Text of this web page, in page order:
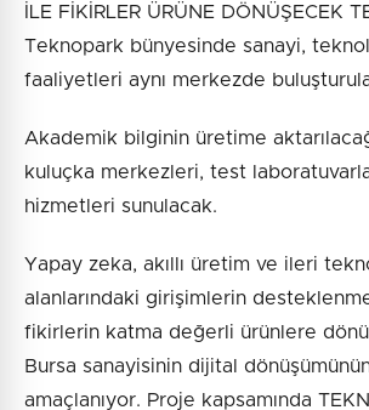
İLE FİKİRLER ÜRÜNE DÖNÜŞECEK
Teknopark bünyesinde sanayi,
faaliyetleri aynı merkezde
Akademik bilginin üretime
kuluçka merkezleri, test
hizmetleri sunulacak.
Yapay zeka, akıllı üretim ve ileri
alanlarındaki girişimlerin
fikirlerin katma değerli ürünlere
Bursa sanayisinin dijital dönüşümünün
amaçlanıyor. Proje kapsamında